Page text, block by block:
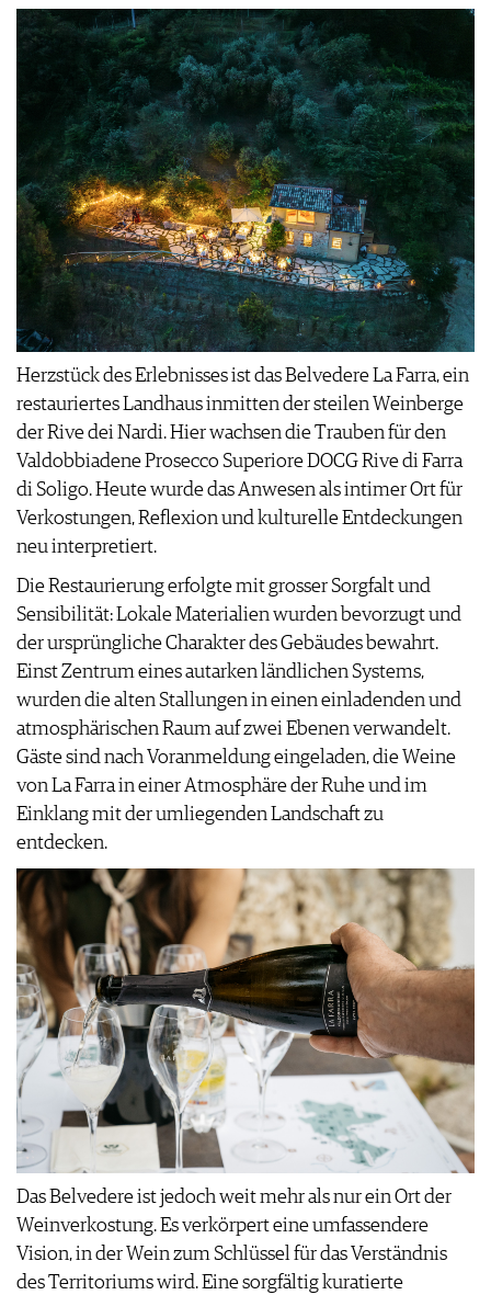
Herzstück des Erlebnisses ist das Belvedere La Farra, ein
restauriertes Landhaus inmitten der steilen Weinberge
der Rive dei Nardi. Hier wachsen die Trauben für den
Valdobbiadene Prosecco Superiore DOCG Rive di Farra
di Soligo. Heute wurde das Anwesen als intimer Ort für
Verkostungen, Reflexion und kulturelle Entdeckungen
neu interpretiert.
Die Restaurierung erfolgte mit grosser Sorgfalt und
Sensibilität: Lokale Materialien wurden bevorzugt und
der ursprüngliche Charakter des Gebäudes bewahrt.
Einst Zentrum eines autarken ländlichen Systems,
wurden die alten Stallungen in einen einladenden und
atmosphärischen Raum auf zwei Ebenen verwandelt.
Gäste sind nach Voranmeldung eingeladen, die Weine
von La Farra in einer Atmosphäre der Ruhe und im
Einklang mit der umliegenden Landschaft zu
entdecken.
Das Belvedere ist jedoch weit mehr als nur ein Ort der
Weinverkostung. Es verkörpert eine umfassendere
Vision, in der Wein zum Schlüssel für das Verständnis
des Territoriums wird. Eine sorgfältig kuratierte